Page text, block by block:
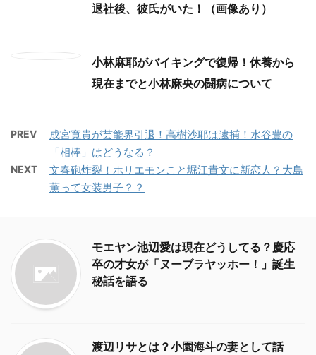
退社後、彼氏がいた！（画像あり）
小林麻耶がバイキングで復帰！休養から
現在までと小林麻央の闘病について
PREV
成宮寛貴が芸能界引退！高樹沙耶は逮捕！水谷豊の
「相棒」はどうなる？
NEXT
文春砲炸裂！ホリエモンこと堀江貴文に新恋人？大島
薫って女装男子？？
モエヤン池辺愛は現在どうしてる？慶応
卒の才女が「ヌーブラヤッホー！」誕生
秘話を語る
渡辺リサとは？小園海斗の妻として話